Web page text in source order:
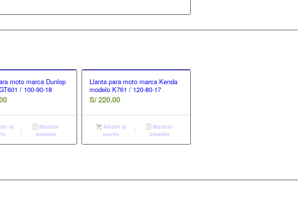
moto marca Dunlop
/ 100-90-18
al
Mostrar
detalles
Llanta para moto marca Kenda
modelo K761 / 120-80-17
S/220.00
Añadir al
carrito
Mostrar
detalles